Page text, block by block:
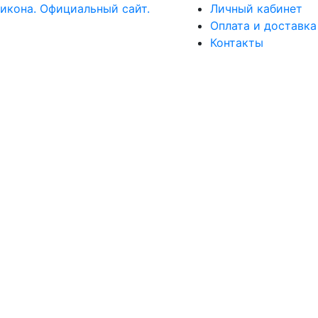
Личный кабинет
Оплата и доставка
Контакты